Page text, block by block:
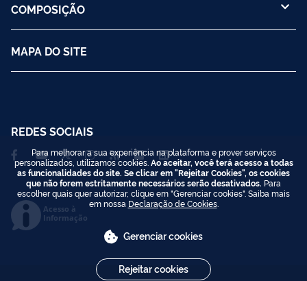
COMPOSIÇÃO
MAPA DO SITE
REDES SOCIAIS
Acesso à
Informação
Para melhorar a sua experiência na plataforma e prover serviços
personalizados, utilizamos cookies. Ao aceitar, você terá acesso a todas
as funcionalidades do site. Se clicar em "Rejeitar Cookies", os cookies
que não forem estritamente necessários serão desativados. Para
escolher quais quer autorizar, clique em "Gerenciar cookies". Saiba mais
em nossa Declaração de Cookies.
Gerenciar cookies
Rejeitar cookies